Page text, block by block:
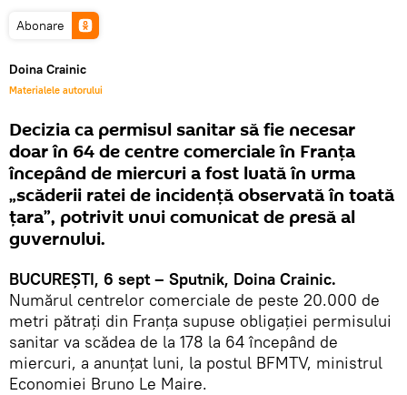
Abonare
Doina Crainic
Materialele autorului
Decizia ca permisul sanitar să fie necesar
doar în 64 de centre comerciale în Franţa
începând de miercuri a fost luată în urma
„scăderii ratei de incidență observată în toată
țara”, potrivit unui comunicat de presă al
guvernului.
BUCUREŞTI, 6 sept – Sputnik, Doina Crainic.
Numărul centrelor comerciale de peste 20.000 de
metri pătrați din Franța supuse obligației permisului
sanitar va scădea de la 178 la 64 începând de
miercuri, a anunțat luni, la postul BFMTV, ministrul
Economiei Bruno Le Maire.